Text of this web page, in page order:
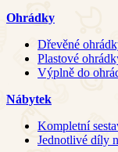
Ohrádky
Dřevěné
Plastové
Výplně do
Nábytek
Kompletní
Jednotlivé díly